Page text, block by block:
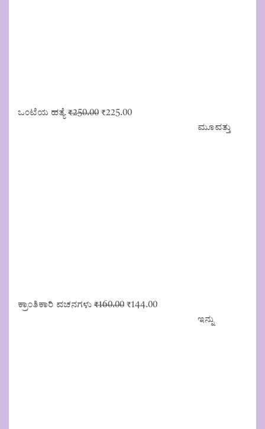
ಒಂಟೆಯ ಹತ್ಯೆ ₹250.00 Original
₹225.00Current
ಮೂವತ್ತು
ಕ್ರಾಂತಿಕಾರಿ ವಚನಗಳು ₹160.00 Original
₹144.00Current
ಇನ್ನು